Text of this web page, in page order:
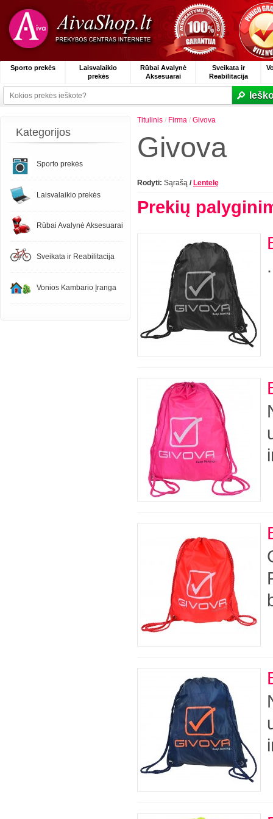
Sporto prekės
Laisvalaikio
prekės
Rūbai Avalynė
Aksesuarai
Sveikata ir
Reabilitacija
Kategorijos
Sporto prekės
Laisvalaikio prekės
Rūbai Avalynė Aksesuarai
Sveikata ir Reabilitacija
Vonios Kambario Įranga
Titulinis / Firma / Givova
Givova
Rodyti: Sąrašą / Lentelę
Prekių